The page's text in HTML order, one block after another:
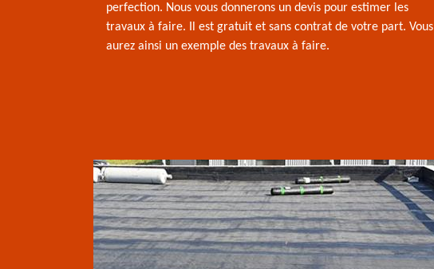
perfection. Nous vous donnerons un devis pour estimer les
travaux à faire. Il est gratuit et sans contrat de votre part. Vous
aurez ainsi un exemple des travaux à faire.